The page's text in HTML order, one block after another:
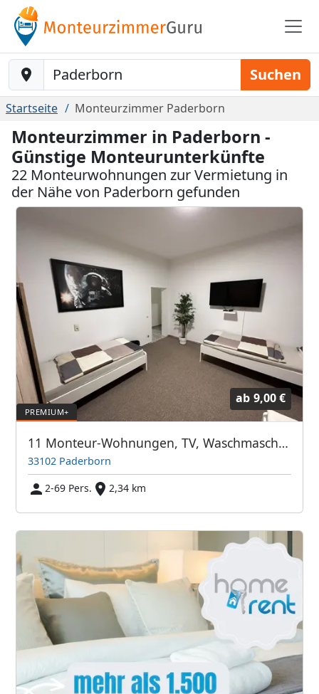
Baustelle-Location Suchen
Startseite Monteurzimmer Paderborn
Monteurzimmer in Paderborn -
Günstige Monteurunterkünfte
22 Monteurwohnungen zur Vermietung in
der Nähe von Paderborn gefunden
ab 9,00 €
11 Monteur-Wohnungen, TV, Waschmaschine, Internet, Einbauküchen, Einzelbetten
33102 Paderborn
2-69 Pers.
2,34 km